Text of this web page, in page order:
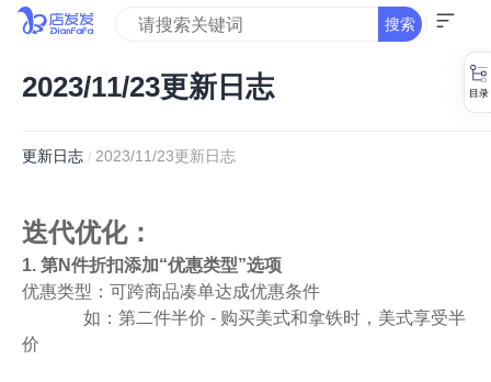
搜索
2023/11/23更新日志
更新日志 / 2023/11/23更新日志
迭代优化：
1. 第N件折扣添加“优惠类型”选项
优惠类型：可跨商品凑单达成优惠条件
如：第二件半价 - 购买美式和拿铁时，美式享受半
价